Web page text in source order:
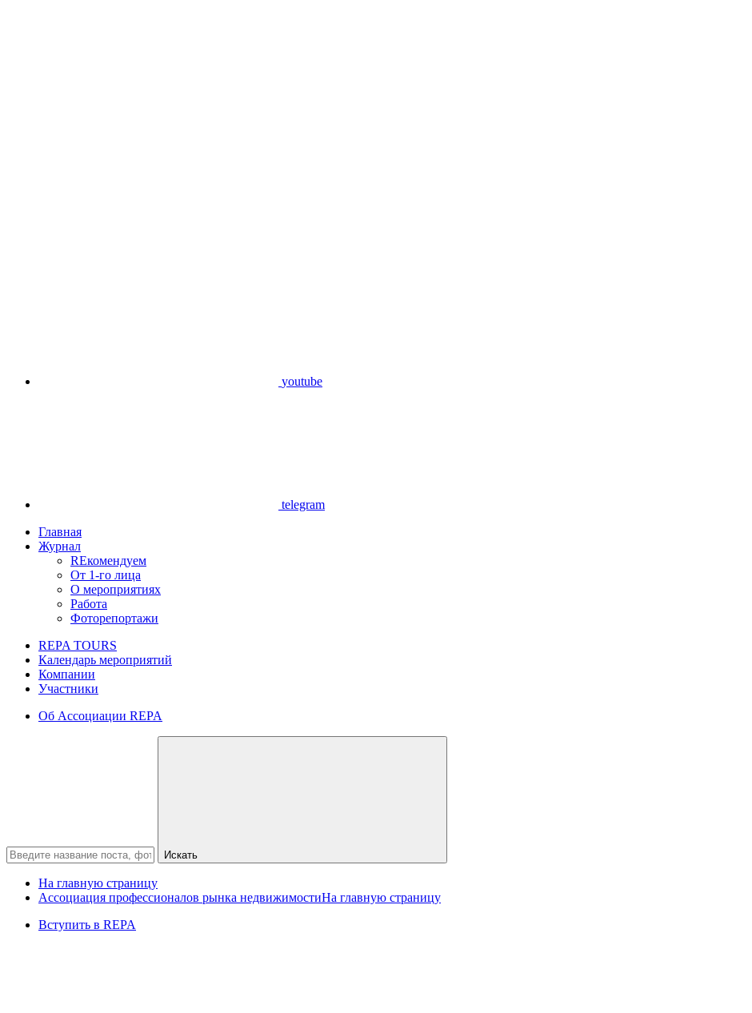
youtube
telegram
Главная
Журнал
REкомендуем
От 1-го лица
О мероприятиях
Работа
Фоторепортажи
REPA TOURS
Календарь мероприятий
Компании
Участники
Об Ассоциации REPA
Искать
На главную страницу
Ассоциация профессионалов рынка недвижимостиНа главную страницу
Вступить в REPA